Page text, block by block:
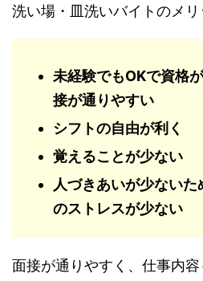
洗い場・皿洗いバイトのメリ
未経験でもOKで資格
接が通りやすい
シフトの自由が利く
覚えることが少ない
人づきあいが少ない
のストレスが少ない
面接が通りやすく、仕事内